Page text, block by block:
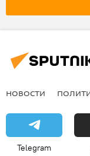
НОВОСТИ
Telegram